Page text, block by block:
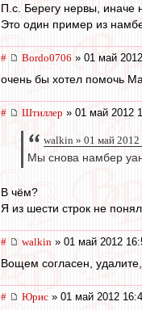
П.с. Берегу нервы, иначе
Это один пример из
# Bordo0706 » 01 май
очень бы хотел помочь
# Штиллер » 01 май 2012
walkin » 01 май 2012
Мы снова намбер
В чём?
Я из шести строк не
# walkin » 01 май 2012
Вощем согласен,
# Юрис » 01 май 2012